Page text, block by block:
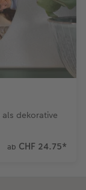
als dekorative
ab CHF 24.75*